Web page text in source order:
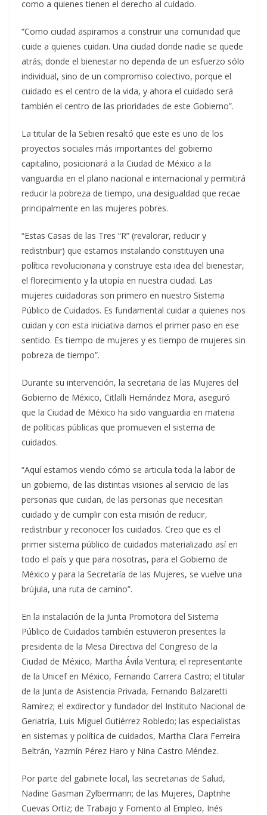
como a quienes tienen el derecho al cuidado.
“Como ciudad aspiramos a construir una comunidad que
cuide a quienes cuidan. Una ciudad donde nadie se quede
atrás; donde el bienestar no dependa de un esfuerzo sólo
individual, sino de un compromiso colectivo, porque el
cuidado es el centro de la vida, y ahora el cuidado será
también el centro de las prioridades de este Gobierno”.
La titular de la Sebien resaltó que este es uno de los
proyectos sociales más importantes del gobierno
capitalino, posicionará a la Ciudad de México a la
vanguardia en el plano nacional e internacional y permitirá
reducir la pobreza de tiempo, una desigualdad que recae
principalmente en las mujeres pobres.
“Estas Casas de las Tres “R” (revalorar, reducir y
redistribuir) que estamos instalando constituyen una
política revolucionaria y construye esta idea del bienestar,
el florecimiento y la utopía en nuestra ciudad. Las
mujeres cuidadoras son primero en nuestro Sistema
Público de Cuidados. Es fundamental cuidar a quienes nos
cuidan y con esta iniciativa damos el primer paso en ese
sentido. Es tiempo de mujeres y es tiempo de mujeres sin
pobreza de tiempo”.
Durante su intervención, la secretaria de las Mujeres del
Gobierno de México, Citlalli Hernández Mora, aseguró
que la Ciudad de México ha sido vanguardia en materia
de políticas públicas que promueven el sistema de
cuidados.
“Aquí estamos viendo cómo se articula toda la labor de
un gobierno, de las distintas visiones al servicio de las
personas que cuidan, de las personas que necesitan
cuidado y de cumplir con esta misión de reducir,
redistribuir y reconocer los cuidados. Creo que es el
primer sistema público de cuidados materializado así en
todo el país y que para nosotras, para el Gobierno de
México y para la Secretaría de las Mujeres, se vuelve una
brújula, una ruta de camino”.
En la instalación de la Junta Promotora del Sistema
Público de Cuidados también estuvieron presentes la
presidenta de la Mesa Directiva del Congreso de la
Ciudad de México, Martha Ávila Ventura; el representante
de la Unicef en México, Fernando Carrera Castro; el titular
de la Junta de Asistencia Privada, Fernando Balzaretti
Ramírez; el exdirector y fundador del Instituto Nacional de
Geriatría, Luis Miguel Gutiérrez Robledo; las especialistas
en sistemas y política de cuidados, Martha Clara Ferreira
Beltrán, Yazmín Pérez Haro y Nina Castro Méndez.
Por parte del gabinete local, las secretarias de Salud,
Nadine Gasman Zylbermann; de las Mujeres, Daptnhe
Cuevas Ortiz; de Trabajo y Fomento al Empleo, Inés